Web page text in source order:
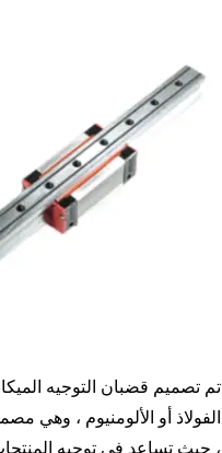
تم تصميم قضبان التوجيه
الفولاذ أو الألومنيوم ، وهي
، حيث تساعد في توجيه